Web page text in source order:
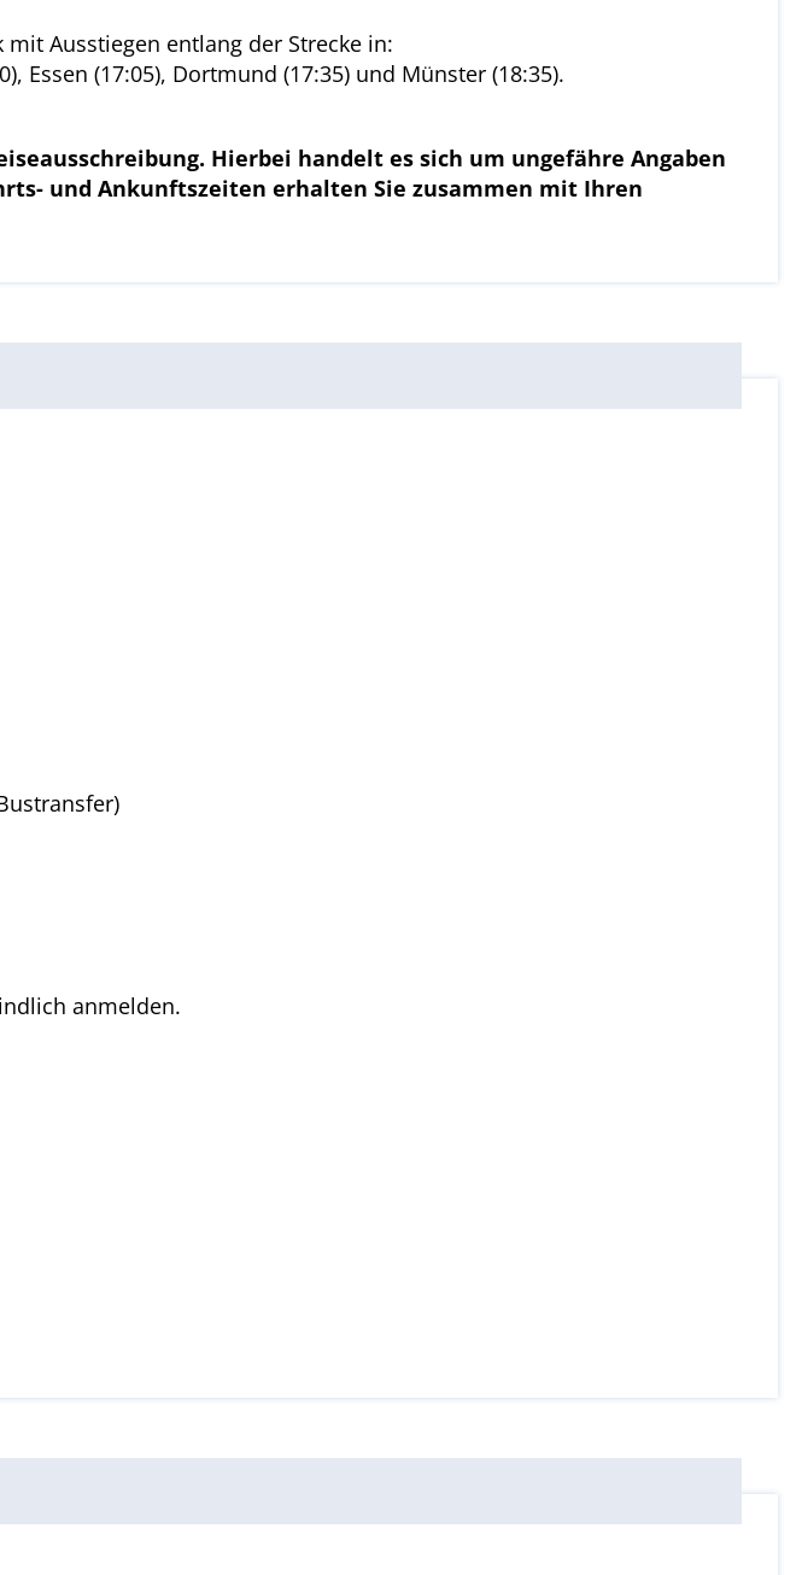
Ausstiegen entlang der Strecke in:
Essen (17:05), Dortmund (17:35) und Münster (18:35).
Hierbei handelt es sich um ungefähre Angaben
und Ankunftszeiten erhalten Sie zusammen mit Ihren
anmelden.